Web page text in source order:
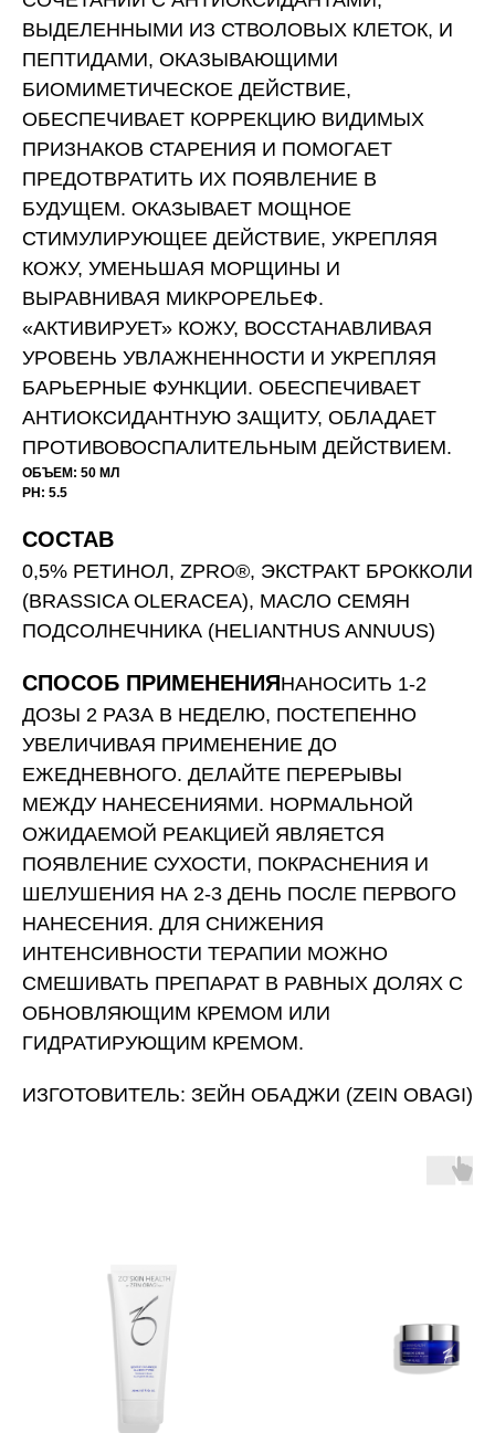
ВЫДЕЛЕННЫМИ ИЗ СТВОЛОВЫХ КЛЕТОК, И
ПЕПТИДАМИ, ОКАЗЫВАЮЩИМИ
БИОМИМЕТИЧЕСКОЕ ДЕЙСТВИЕ,
ОБЕСПЕЧИВАЕТ КОРРЕКЦИЮ ВИДИМЫХ
ПРИЗНАКОВ СТАРЕНИЯ И ПОМОГАЕТ
ПРЕДОТВРАТИТЬ ИХ ПОЯВЛЕНИЕ В
БУДУЩЕМ. ОКАЗЫВАЕТ МОЩНОЕ
СТИМУЛИРУЮЩЕЕ ДЕЙСТВИЕ, УКРЕПЛЯЯ
КОЖУ, УМЕНЬШАЯ МОРЩИНЫ И
ВЫРАВНИВАЯ МИКРОРЕЛЬЕФ.
«АКТИВИРУЕТ» КОЖУ, ВОССТАНАВЛИВАЯ
УРОВЕНЬ УВЛАЖНЕННОСТИ И УКРЕПЛЯЯ
БАРЬЕРНЫЕ ФУНКЦИИ. ОБЕСПЕЧИВАЕТ
АНТИОКСИДАНТНУЮ ЗАЩИТУ, ОБЛАДАЕТ
ПРОТИВОВОСПАЛИТЕЛЬНЫМ ДЕЙСТВИЕМ.
ОБЪЕМ: 50 МЛ
PH: 5.5
СОСТАВ
0,5% РЕТИНОЛ, ZPRO®, ЭКСТРАКТ БРОККОЛИ
(BRASSICA OLERACEA), МАСЛО СЕМЯН
ПОДСОЛНЕЧНИКА (HELIANTHUS ANNUUS)
СПОСОБ ПРИМЕНЕНИЯНАНОСИТЬ 1-2
ДОЗЫ 2 РАЗА В НЕДЕЛЮ, ПОСТЕПЕННО
УВЕЛИЧИВАЯ ПРИМЕНЕНИЕ ДО
ЕЖЕДНЕВНОГО. ДЕЛАЙТЕ ПЕРЕРЫВЫ
МЕЖДУ НАНЕСЕНИЯМИ. НОРМАЛЬНОЙ
ОЖИДАЕМОЙ РЕАКЦИЕЙ ЯВЛЯЕТСЯ
ПОЯВЛЕНИЕ СУХОСТИ, ПОКРАСНЕНИЯ И
ШЕЛУШЕНИЯ НА 2-3 ДЕНЬ ПОСЛЕ ПЕРВОГО
НАНЕСЕНИЯ. ДЛЯ СНИЖЕНИЯ
ИНТЕНСИВНОСТИ ТЕРАПИИ МОЖНО
СМЕШИВАТЬ ПРЕПАРАТ В РАВНЫХ ДОЛЯХ С
ОБНОВЛЯЮЩИМ КРЕМОМ ИЛИ
ГИДРАТИРУЮЩИМ КРЕМОМ.
ИЗГОТОВИТЕЛЬ: ЗЕЙН ОБАДЖИ (ZEIN OBAGI)